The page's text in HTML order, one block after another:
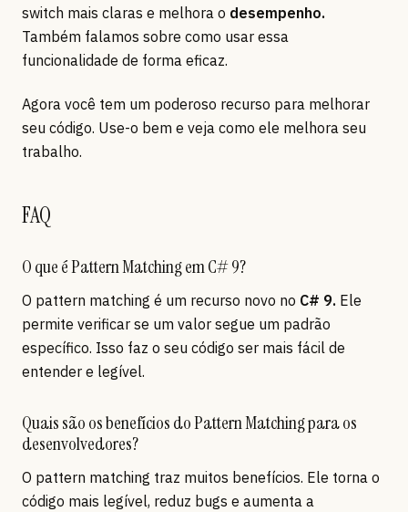
switch mais claras e melhora o desempenho.
Também falamos sobre como usar essa
funcionalidade de forma eficaz.
Agora você tem um poderoso recurso para melhorar
seu código. Use-o bem e veja como ele melhora seu
trabalho.
FAQ
O que é Pattern Matching em C# 9?
O pattern matching é um recurso novo no C# 9. Ele
permite verificar se um valor segue um padrão
específico. Isso faz o seu código ser mais fácil de
entender e legível.
Quais são os benefícios do Pattern Matching para os
desenvolvedores?
O pattern matching traz muitos benefícios. Ele torna o
código mais legível, reduz bugs e aumenta a